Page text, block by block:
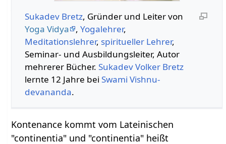
Sukadev Bretz, Gründer und Leiter von
Yoga Vidya
, Yogalehrer,
Meditationslehrer, spiritueller Lehrer,
Seminar- und Ausbildungsleiter, Autor
mehrerer Bücher. Sukadev Volker Bretz
lernte 12 Jahre bei Swami Vishnu-
devananda.
Kontenance kommt vom Lateinischen
"continentia" und "continentia" heißt